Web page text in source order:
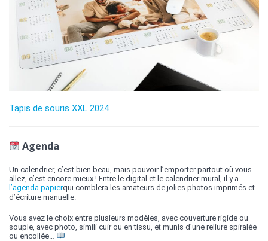
Tapis de souris XXL 2024
Agenda
Un calendrier, c’est bien beau, mais pouvoir l’emporter partout où vous
allez, c’est encore mieux ! Entre le digital et le calendrier mural, il y a
l’agenda papierqui comblera les amateurs de jolies photos imprimés et
d’écriture manuelle.
Vous avez le choix entre plusieurs modèles, avec couverture rigide ou
souple, avec photo, simili cuir ou en tissu, et munis d’une reliure spiralée
ou encollée…